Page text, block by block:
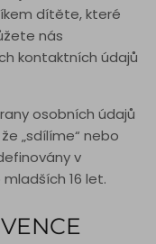
dítěte, které
nás
kontaktních údajů
osobních údajů
„sdílíme“ nebo
v
16 let.